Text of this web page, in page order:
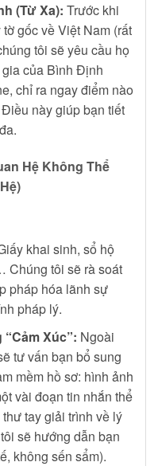
(Từ Xa): Trước khi
gốc về Việt Nam (rất
tôi sẽ yêu cầu họ
của Bình Định
chỉ ra ngay điểm nào
này giúp bạn tiết
Hệ Không Thể
khai sinh, sổ hộ
Chúng tôi sẽ rà soát
pháp hóa lãnh sự
pháp lý.
Xúc”: Ngoài
tư vấn bạn bổ sung
mềm hồ sơ: hình ảnh
vài đoạn tin nhắn thể
tay giải trình về lý
sẽ hướng dẫn bạn
không sến sẩm).